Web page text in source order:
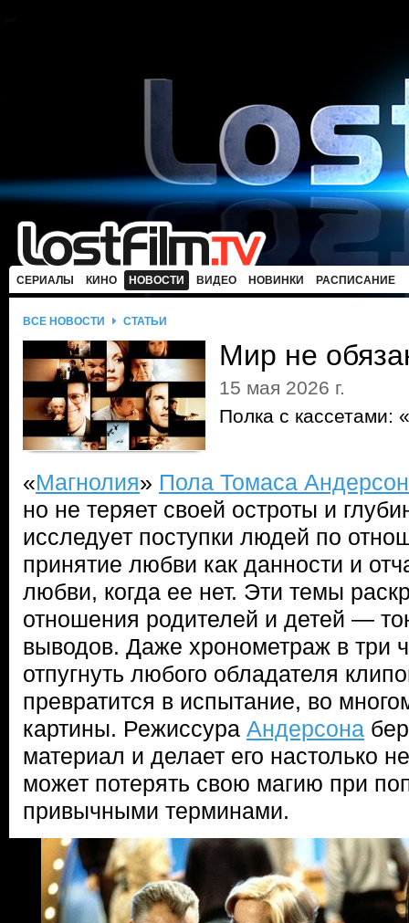
СЕРИАЛЫ КИНО НОВОСТИ ВИДЕО НОВИНКИ РАСПИСАНИЕ
ВСЕ НОВОСТИ СТАТЬИ
Мир не
15 мая 2026 г.
Полка с кассетами:
«Магнолия» Пола Томаса
но не теряет своей остроты и
исследует поступки людей по
принятие любви как данности и
любви, когда ее нет. Эти темы
отношения родителей и детей —
выводов. Даже хронометраж в три
отпугнуть любого обладателя
превратится в испытание, во
картины. Режиссура Андерсона
материал и делает его настолько
может потерять свою магию при
привычными терминами.